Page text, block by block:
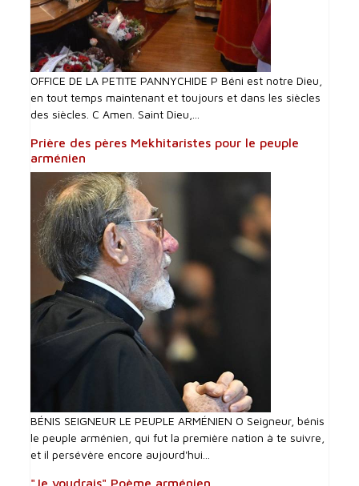
OFFICE DE LA PETITE PANNYCHIDE P Béni est notre Dieu,
en tout temps maintenant et toujours et dans les siècles
des siècles. C Amen. Saint Dieu,...
Prière des pères Mekhitaristes pour le peuple
arménien
BÉNIS SEIGNEUR LE PEUPLE ARMÉNIEN O Seigneur, bénis
le peuple arménien, qui fut la première nation à te suivre,
et il persévère encore aujourd'hui...
"Je voudrais" Poème arménien